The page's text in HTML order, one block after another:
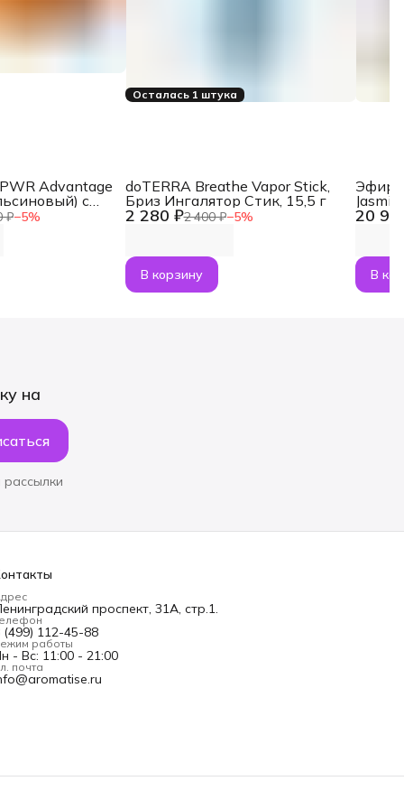
₽−5%
Advantage
с
30 саше
Осталась 1 штука
2 280 ₽2 400 ₽−5%
doTERRA Breathe Vapor Stick,
Бриз Ингалятор Стик, 15,5 г
В корзину
20
В
на
проспект, 31А, стр.1.
(499) 112-45-88
работы
- Вс: 11:00 - 21:00
почта